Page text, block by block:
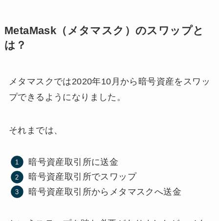
MetaMask（メタマスク）のスワップと
は？
メタマスクでは2020年10月から暗号資産をスワッ
プできるようになりました。
それまでは、
暗号資産取引所に送金
暗号資産取引所でスワップ
暗号資産取引所からメタマスクへ送金